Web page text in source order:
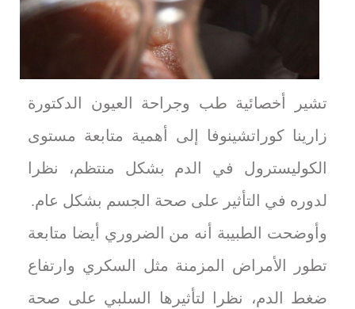
تشير أخصائية طب وجراحة العيون الدكتورة
زارينا كوراتشينوفا إلى أهمية متابعة مستوى
الكوليسترول في الدم بشكل منتظم، نظرا
لدوره في التأثير على صحة الجسم بشكل عام.
وأوضحت الطبيبة أنه من الضروري أيضا متابعة
تطور الأمراض المزمنة مثل السكري وارتفاع
ضغط الدم، نظرا لتأثيرها السلبي على صحة